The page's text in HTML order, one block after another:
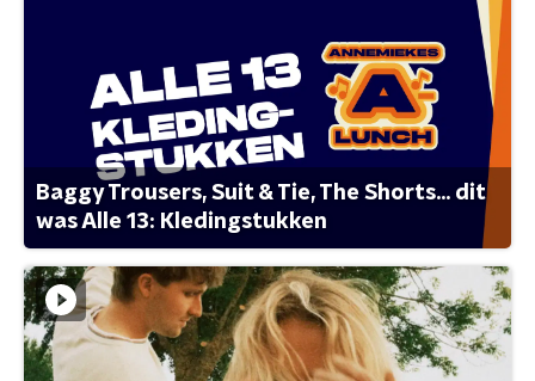
Baggy Trousers, Suit & Tie, The Shorts... dit
was Alle 13: Kledingstukken